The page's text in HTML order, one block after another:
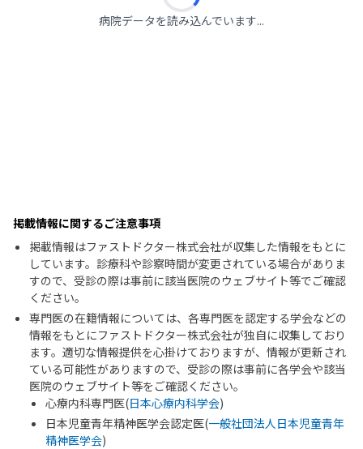
病院データを読み込んでいます...
掲載情報に関するご注意事項
掲載情報はファストドクター株式会社が収集した情報をもとに
しています。診療科や診察時間が変更されている場合がありま
すので、受診の際は事前に該当医院のウェブサイト等でご確認
ください。
専門医の在籍情報については、各専門医を認定する学会などの
情報をもとにファストドクター株式会社が独自に収集しており
ます。適切な情報提供を心掛けておりますが、情報が更新され
ている可能性がありますので、受診の際は事前に各学会や該当
医院のウェブサイト等をご確認ください。
心療内科専門医(日本心療内科学会)
日本児童青年精神医学会認定医(一般社団法人日本児童青年
精神医学会)